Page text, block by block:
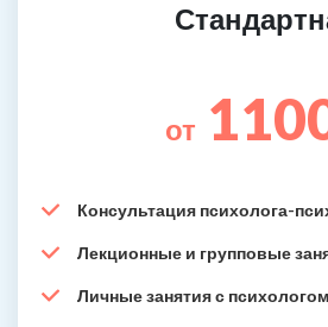
от
Консультация психолога-
Лекционные и групповые
Личные занятия с психологом